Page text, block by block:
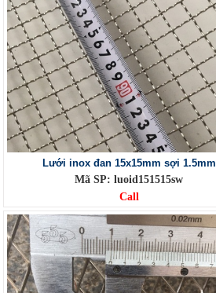
Lưới inox đan 15x15mm sợi 1.5mm
Mã SP: luoid151515sw
Call